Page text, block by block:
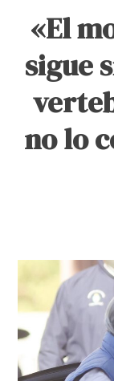
«El
sigue
no lo